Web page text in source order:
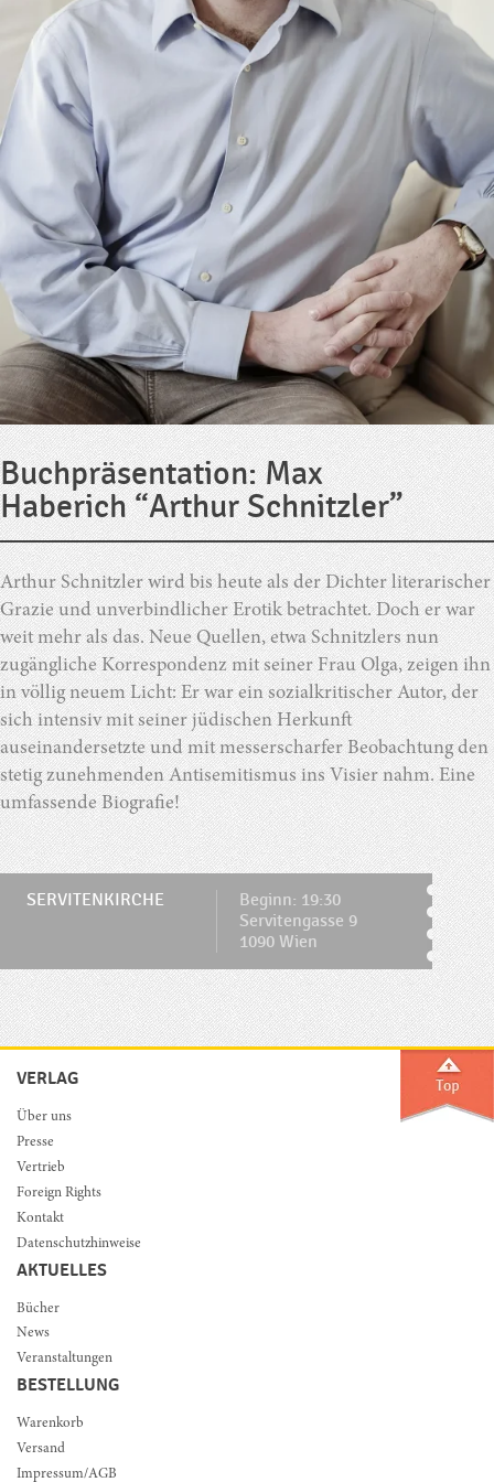
Buchpräsentation: Max
Haberich “Arthur Schnitzler”
Arthur Schnitzler wird bis heute als der Dichter literarischer
Grazie und unverbindlicher Erotik betrachtet. Doch er war
weit mehr als das. Neue Quellen, etwa Schnitzlers nun
zugängliche Korrespondenz mit seiner Frau Olga, zeigen ihn
in völlig neuem Licht: Er war ein sozialkritischer Autor, der
sich intensiv mit seiner jüdischen Herkunft
auseinandersetzte und mit messerscharfer Beobachtung den
stetig zunehmenden Antisemitismus ins Visier nahm. Eine
umfassende Biografie!
SERVITENKIRCHE
Beginn: 19:30
Servitengasse 9
1090 Wien
VERLAG
Über uns
Presse
Vertrieb
Foreign Rights
Kontakt
Datenschutzhinweise
AKTUELLES
Bücher
News
Veranstaltungen
BESTELLUNG
Warenkorb
Versand
Impressum/AGB